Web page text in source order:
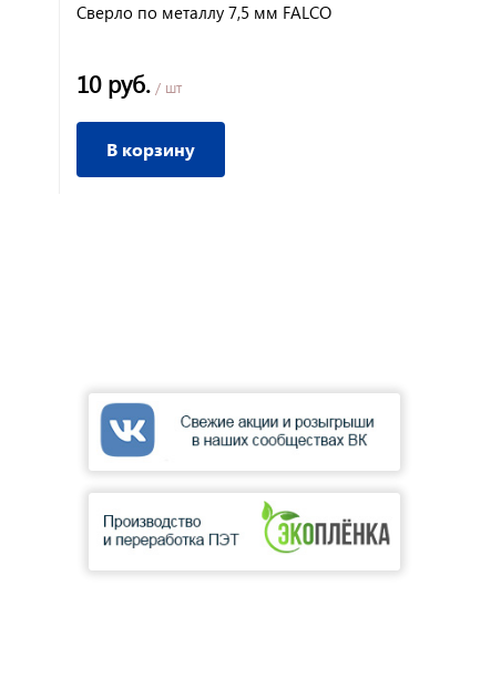
Сверло по металлу 7,5 мм FALCO
10 руб. / шт
В корзину